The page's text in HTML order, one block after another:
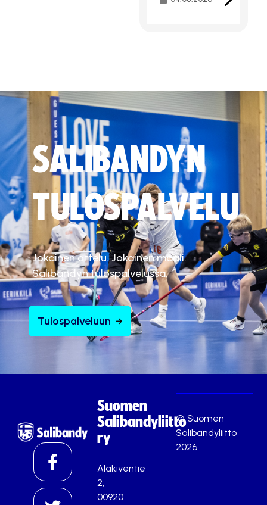
SALIBANDYN
TULOSPALVELU
Jokainen ottelu. Jokainen maali.
Salibandyn tulospalvelussa.
Tulospalveluun
Suomen
Salibandyliitto
ry
Alakiventie
2,
00920
© Suomen
Salibandyliitto
2026